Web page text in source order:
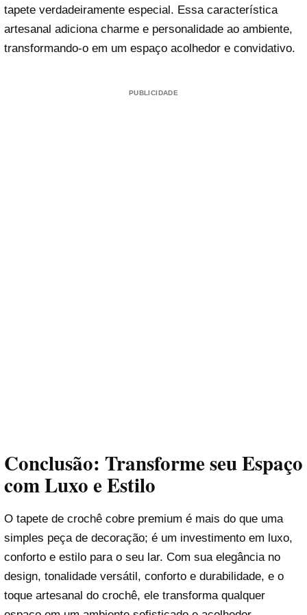
tapete verdadeiramente especial. Essa característica
artesanal adiciona charme e personalidade ao ambiente,
transformando-o em um espaço acolhedor e convidativo.
PUBLICIDADE
Conclusão: Transforme seu Espaço
com Luxo e Estilo
O tapete de crochê cobre premium é mais do que uma
simples peça de decoração; é um investimento em luxo,
conforto e estilo para o seu lar. Com sua elegância no
design, tonalidade versátil, conforto e durabilidade, e o
toque artesanal do crochê, ele transforma qualquer